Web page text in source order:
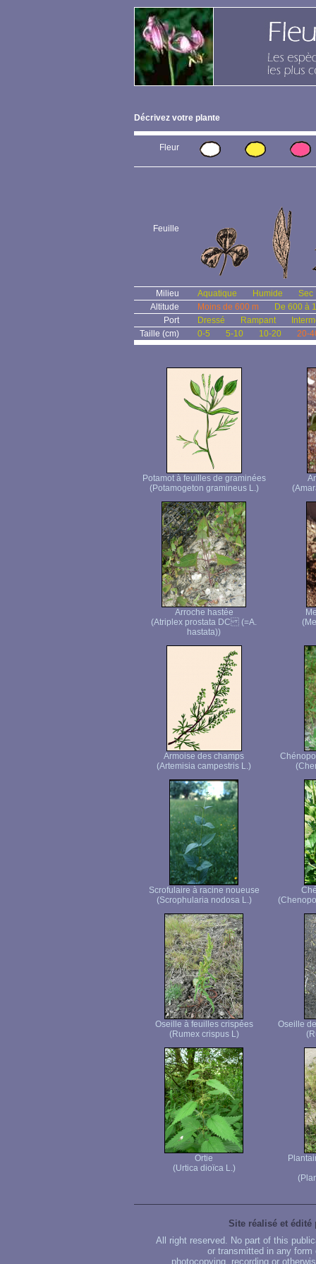
Décrivez votre plante
Fleur
Feuille
Milieu Aquatique Humide
Sec
Altitude
Moins de 600 m
De 600 à
Port
Dressé Rampant
Taille (cm)
0-5 5-10 10-20 20-
Potamot à feuilles de graminées
(Potamogeton gramineus L.)
Arroche hastée
(Atriplex prostata DC (=A.
hastata))
Armoise des champs
(Artemisia campestris L.)
Scrofulaire à racine noueuse
(Scrophularia nodosa L.)
Oseille à feuilles crispées
(Rumex crispus L)
Oseille
Ortie
(Urtica dioïca L.)
Site réalisé et édité
All right reserved. No part of this
or transmitted in any
photocopying, recording or